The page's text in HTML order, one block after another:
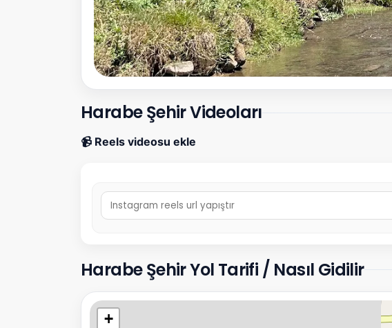
Harabe Şehir Videoları
📹 Reels videosu ekle
Harabe Şehir Yol Tarifi / Nasıl Gidilir
+